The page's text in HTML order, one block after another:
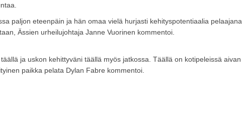
paljon eteenpäin ja hän omaa vielä hurjasti kehityspotentiaalia pelaajana.
Ässien urheilujohtaja Janne Vuorinen kommentoi.
ja uskon kehittyväni täällä myös jatkossa. Täällä on kotipeleissä aivan
paikka pelata Dylan Fabre kommentoi.